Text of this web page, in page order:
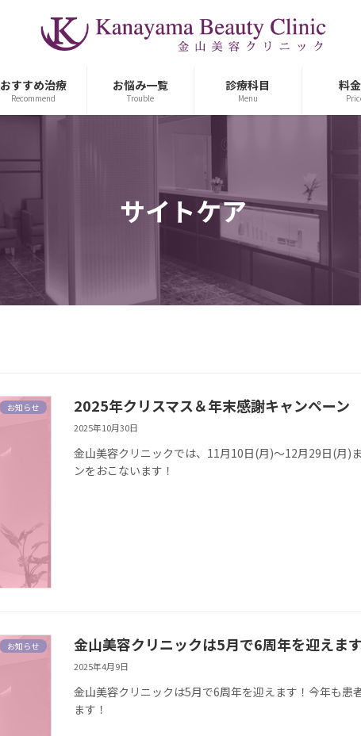
おすすめ治療
Recommend
お悩み一覧
Trouble
診療科目
Menu
料
サイトケア
お知らせ 2025年クリスマス＆年末感謝キャンペーン
2025年10月30日
金山美容クリニックでは、11月10日(月)～12月29日(月)
ンをおこないます！
お知らせ 金山美容クリニックは5月で6周年を迎えます
2025年4月9日
金山美容クリニックは5月で6周年を迎えます！今年も
ます！